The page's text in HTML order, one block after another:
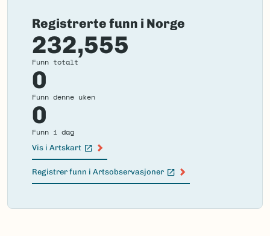
Registrerte funn i Norge
232,555
Funn totalt
0
Funn denne uken
0
Funn i dag
Vis i Artskart
(Ekstern lenke)
Registrer funn i Artsobservasjoner
(Ekstern lenke)
Failed